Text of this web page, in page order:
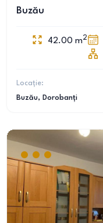
Buzău
42.00 m2
Locație:
Buzău, Dorobanți